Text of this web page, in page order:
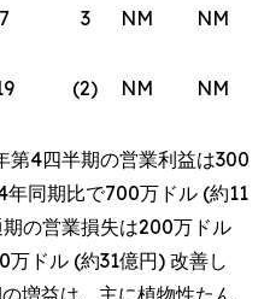
7 3 NM
NM
(2) NM NM
第4四半期の営業利益は300
同期比で700万ドル (約11
の営業損失は200万ドル
ドル (約31億円) 改善し
増益は、主に植物性たん